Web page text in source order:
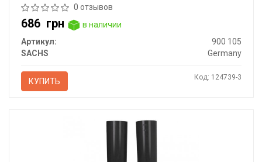
0 отзывов
686 грн
в наличии
Артикул:
900 105
SACHS
Germany
КУПИТЬ Код: 124739-3